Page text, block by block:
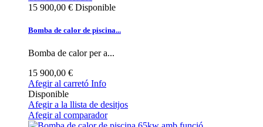
15 900,00 € Disponible
Bomba de calor de piscina...
Bomba de calor per a...
15 900,00 €
Afegir al carretó Info
Disponible
Afegir a la llista de desitjos
Afegir al comparador